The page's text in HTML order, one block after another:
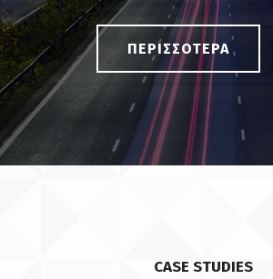
ΠΕΡΙΣΣΟΤΕΡΑ
CASE STUDIES